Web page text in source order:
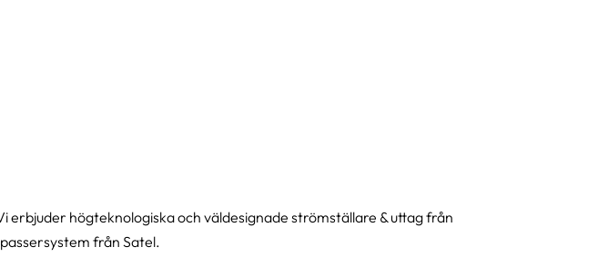
erbjuder högteknologiska och väldesignade strömställare & uttag från
från Satel.